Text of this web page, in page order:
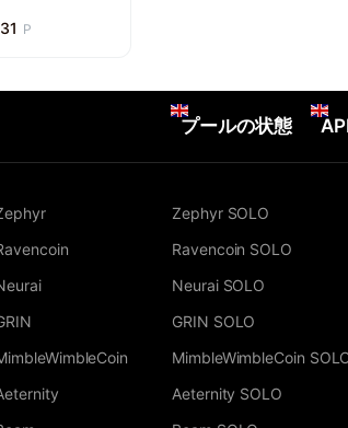
P
プールの状態
Zephyr SOLO
Ravencoin SOLO
Neurai SOLO
GRIN SOLO
MimbleWimbleCoin
Aeternity SOLO